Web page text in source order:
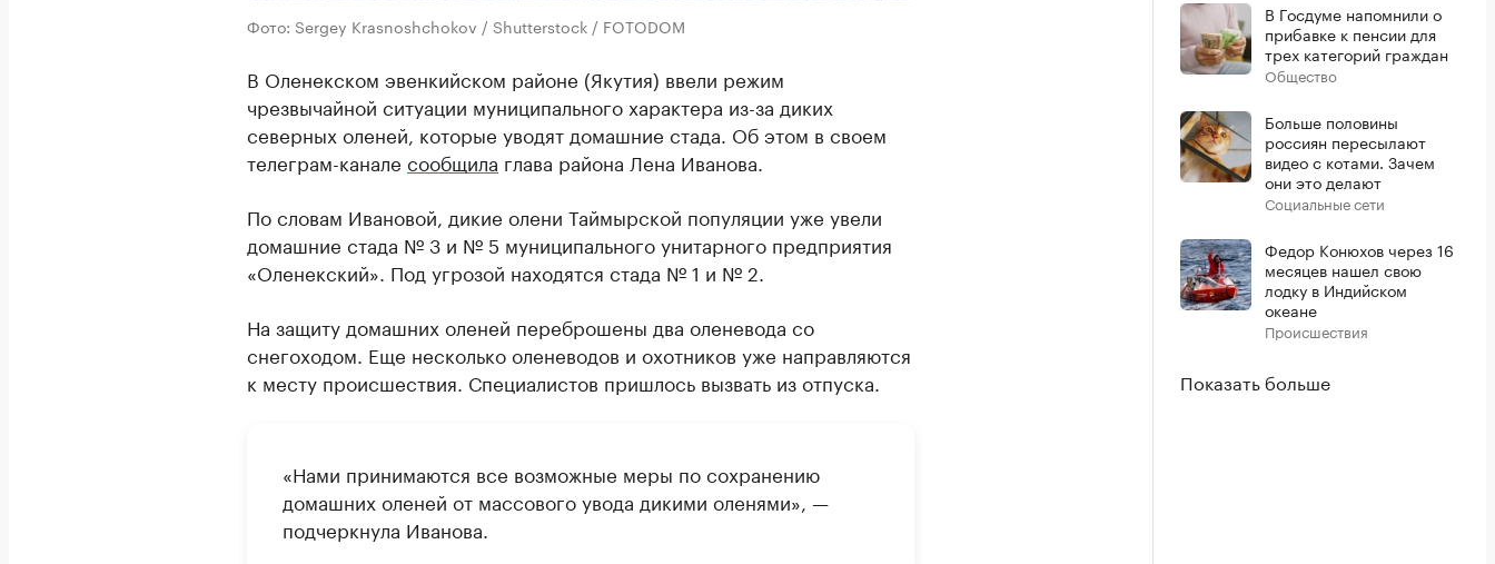
Фото: Sergey Krasnoshchokov / Shutterstock / FOTODOM
В Оленекском эвенкийском районе (Якутия) ввели режим
чрезвычайной ситуации муниципального характера из-за диких
северных оленей, которые уводят домашние стада. Об этом в своем
телеграм-канале сообщила глава района Лена Иванова.
По словам Ивановой, дикие олени Таймырской популяции уже увели
домашние стада № 3 и № 5 муниципального унитарного предприятия
«Оленекский». Под угрозой находятся стада № 1 и № 2.
На защиту домашних оленей переброшены два оленевода со
снегоходом. Еще несколько оленеводов и охотников уже направляются
к месту происшествия. Специалистов пришлось вызвать из отпуска.
«Нами принимаются все возможные меры по сохранению
домашних оленей от массового увода дикими оленями», —
подчеркнула Иванова.
В Госдуме напомнили о
прибавке к пенсии для
трех категорий граждан
Общество
Больше половины
россиян пересылают
видео с котами. Зачем
они это делают
Социальные сети
Федор Конюхов через 16
месяцев нашел свою
лодку в Индийском
океане
Происшествия
Показать больше